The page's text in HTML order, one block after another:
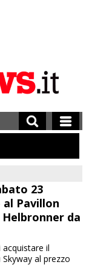
23
al Pavillon
da
il
al prezzo